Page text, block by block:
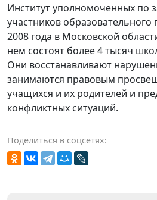
Институт уполномоченных по
участников образовательного
2008 года в Московской
нем состоят более 4 тысяч
Они восстанавливают
занимаются правовым
учащихся и их родителей и
конфликтных ситуаций.
Поделиться в соцсетях: